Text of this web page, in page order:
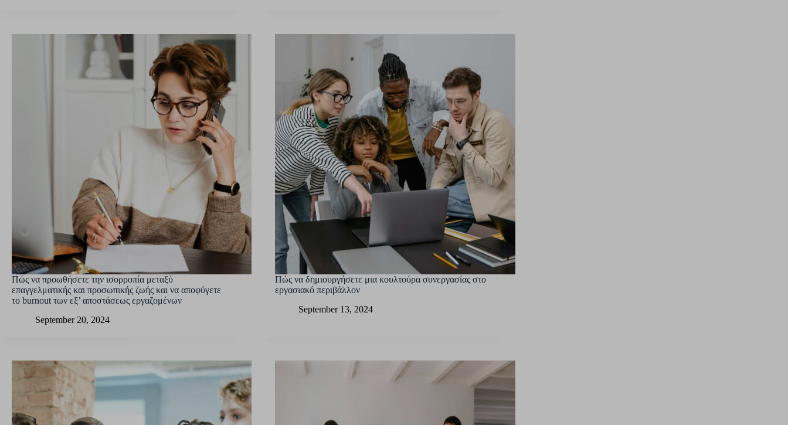
Πώς να προωθήσετε την ισορροπία μεταξύ
επαγγελματικής και προσωπικής ζωής και να αποφύγετε
το burnout των εξ’ αποστάσεως εργαζομένων
September 20, 2024
Πώς να δημιουργήσετε μια κουλτούρα συνεργασίας στο
εργασιακό περιβάλλον
September 13, 2024